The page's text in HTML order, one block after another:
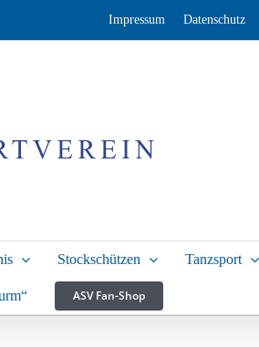
Impressum Datenschutz
Stockschützen Tanzsport
ASV Fan-Shop